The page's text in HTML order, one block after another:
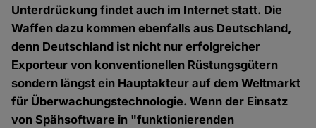
Unterdrückung findet auch im Internet statt. Die
Waffen dazu kommen ebenfalls aus Deutschland,
denn Deutschland ist nicht nur erfolgreicher
Exporteur von konventionellen Rüstungsgütern
sondern längst ein Hauptakteur auf dem Weltmarkt
für Überwachungstechnologie. Wenn der Einsatz
von Spähsoftware in "funktionierenden